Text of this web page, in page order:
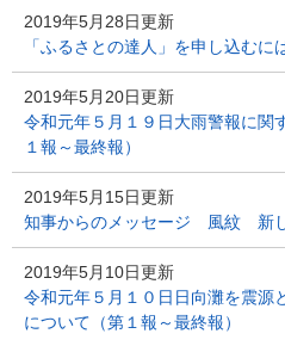
2019年5月28日更新
「ふるさとの達人」を申し込むに
2019年5月20日更新
令和元年５月１９日大雨警報に
１報～最終報）
2019年5月15日更新
知事からのメッセージ 風紋 新
2019年5月10日更新
令和元年５月１０日日向灘を震源
について（第１報～最終報）